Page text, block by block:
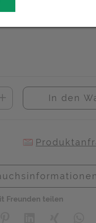
In den
Freunden teilen